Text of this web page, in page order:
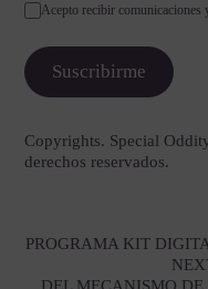
Acepto recibir comunicaciones
Copyrights. Special
derechos reservados.
PROGRAMA KIT